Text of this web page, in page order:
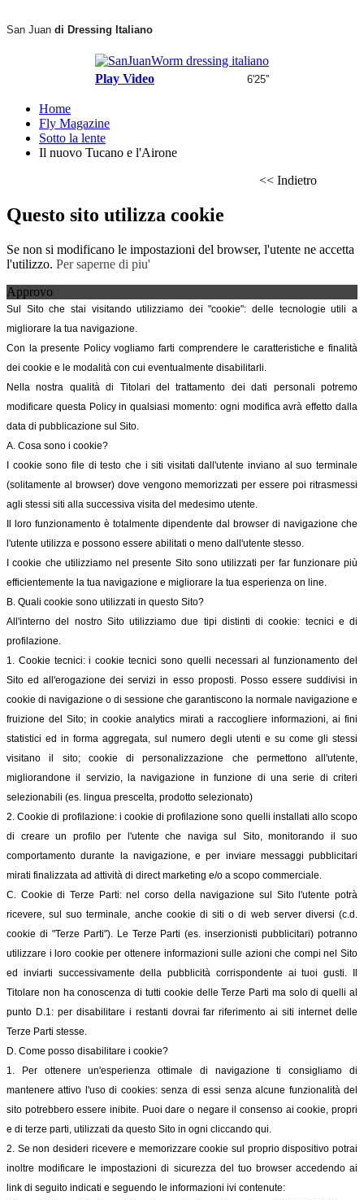
San Juan di Dressing Italiano
Play Video 6'25''
Home
Fly Magazine
Sotto la lente
Il nuovo Tucano e l'Airone
<< Indietro
Questo sito utilizza cookie
Se non si modificano le impostazioni del browser, l'utente ne accetta
l'utilizzo. Per saperne di piu'
Approvo
Sul Sito che stai visitando utilizziamo dei "cookie": delle tecnologie utili a
migliorare la tua navigazione.
Con la presente Policy vogliamo farti comprendere le caratteristiche e finalità
dei cookie e le modalità con cui eventualmente disabilitarli.
Nella nostra qualità di Titolari del trattamento dei dati personali potremo
modificare questa Policy in qualsiasi momento: ogni modifica avrà effetto dalla
data di pubblicazione sul Sito.
A. Cosa sono i cookie?
I cookie sono file di testo che i siti visitati dall'utente inviano al suo terminale
(solitamente al browser) dove vengono memorizzati per essere poi ritrasmessi
agli stessi siti alla successiva visita del medesimo utente.
Il loro funzionamento è totalmente dipendente dal browser di navigazione che
l'utente utilizza e possono essere abilitati o meno dall'utente stesso.
I cookie che utilizziamo nel presente Sito sono utilizzati per far funzionare più
efficientemente la tua navigazione e migliorare la tua esperienza on line.
B. Quali cookie sono utilizzati in questo Sito?
All'interno del nostro Sito utilizziamo due tipi distinti di cookie: tecnici e di
profilazione.
1. Cookie tecnici: i cookie tecnici sono quelli necessari al funzionamento del
Sito ed all'erogazione dei servizi in esso proposti. Posso essere suddivisi in
cookie di navigazione o di sessione che garantiscono la normale navigazione e
fruizione del Sito; in cookie analytics mirati a raccogliere informazioni, ai fini
statistici ed in forma aggregata, sul numero degli utenti e su come gli stessi
visitano il sito; cookie di personalizzazione che permettono all'utente,
migliorandone il servizio, la navigazione in funzione di una serie di criteri
selezionabili (es. lingua prescelta, prodotto selezionato)
2. Cookie di profilazione: i cookie di profilazione sono quelli installati allo scopo
di creare un profilo per l'utente che naviga sul Sito, monitorando il suo
comportamento durante la navigazione, e per inviare messaggi pubblicitari
mirati finalizzata ad attività di direct marketing e/o a scopo commerciale.
C. Cookie di Terze Parti: nel corso della navigazione sul Sito l'utente potrà
ricevere, sul suo terminale, anche cookie di siti o di web server diversi (c.d.
cookie di "Terze Parti"). Le Terze Parti (es. inserzionisti pubblicitari) potranno
utilizzare i loro cookie per ottenere informazioni sulle azioni che compi nel Sito
ed inviarti successivamente della pubblicità corrispondente ai tuoi gusti. Il
Titolare non ha conoscenza di tutti cookie delle Terze Parti ma solo di quelli al
punto D.1: per disabilitare i restanti dovrai far riferimento ai siti internet delle
Terze Parti stesse.
D. Come posso disabilitare i cookie?
1. Per ottenere un'esperienza ottimale di navigazione ti consigliamo di
mantenere attivo l'uso di cookies: senza di essi senza alcune funzionalità del
sito potrebbero essere inibite. Puoi dare o negare il consenso ai cookie, propri
e di terze parti, utilizzati da questo Sito in ogni cliccando qui.
2. Se non desideri ricevere e memorizzare cookie sul proprio dispositivo potrai
inoltre modificare le impostazioni di sicurezza del tuo browser accedendo ai
link di seguito indicati e seguendo le informazioni ivi contenute: